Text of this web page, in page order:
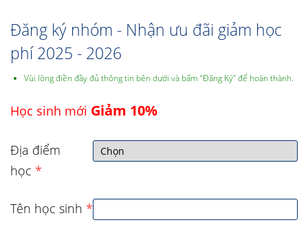
Đăng ký nhóm - Nhận ưu đãi giảm học
phí 2025 - 2026
Vùi lòng điền đầy đủ thông tin bên dưới và bấm “Đăng Ký” để hoàn thành.
Học sinh mới Giảm 10%
Địa điểm
học *
Tên học sinh *